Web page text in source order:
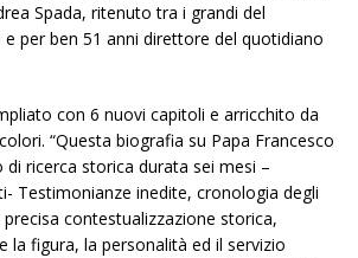
Spada, ritenuto tra i grandi del
per ben 51 anni direttore del quotidiano
con 6 nuovi capitoli e arricchito da
“Questa biografia su Papa Francesco
ricerca storica durata sei mesi –
Testimonianze inedite, cronologia degli
contestualizzazione storica,
la figura, la personalità ed il servizio